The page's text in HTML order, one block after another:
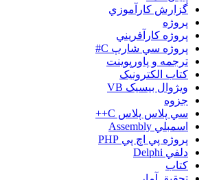
گزارش کارآموزي
پروژه
پروژه کارآفريني
پروژه سي شارپ C#
ترجمه و پاورپوينت
کتاب الکترونيک
ويژوال بيسيک VB
جزوه
سي پلاس پلاس C++
اسمبلي Assembly
پروژه پي اچ پي PHP
دلفي Delphi
کتاب